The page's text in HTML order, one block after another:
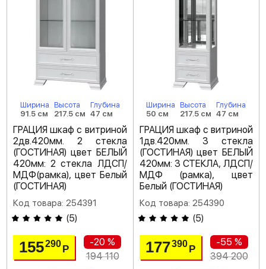
Ширина
91.5 см
Высота
217.5 см
Глубина
47 см
ГРАЦИЯ шкаф с витриной
2дв.420мм. 2 стекла
(ГОСТИНАЯ) цвет БЕЛЫЙ
420мм: 2 стекла ЛДСП/
МДФ(рамка), цвет Белый
(ГОСТИНАЯ)
Код товара: 254391
(5)
155290 Р
-20 %
194 110
Ширина
50 см
Высота
217.5 см
Глубина
47 см
ГРАЦИЯ шкаф с витриной
1дв.420мм. 3 стекла
(ГОСТИНАЯ) цвет БЕЛЫЙ
420мм: 3 СТЕКЛА, ЛДСП/
МДФ (рамка), цвет
Белый (ГОСТИНАЯ)
Код товара: 254390
(5)
177390 Р
-55 %
394 200